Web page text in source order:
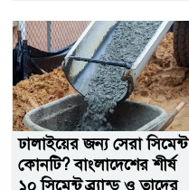
ঢালাইয়ের জন্য সেরা সিমেন্ট
কোনটি? বাংলাদেশের শীর্ষ
১০ সিমেন্ট ব্র্যান্ড ও তাদের